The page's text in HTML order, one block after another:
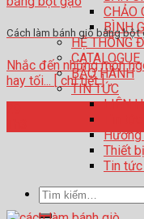
CHẢO
BÌNH
HỆ THỐNG
CATALOGUE
BẢO HÀNH
TIN TỨC
LIÊN
Hướng
Thiết
Tin
Tìm
kiếm:
Cách làm bánh giò bằng bột
Nhắc đến những món
hay tối... [ chi tiết ]